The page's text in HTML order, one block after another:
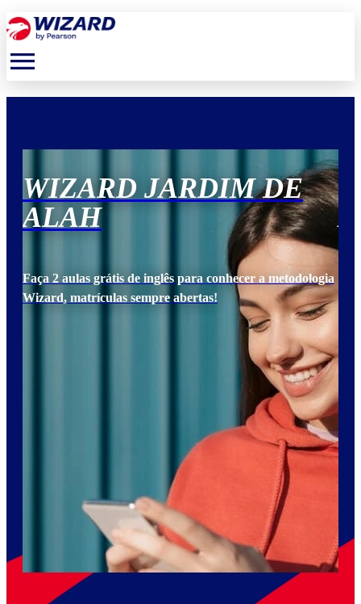
menu
WIZARD JARDIM DE
ALAH
Faça 2 aulas grátis de inglês para conhecer a metodologia
Wizard, matrículas sempre abertas!